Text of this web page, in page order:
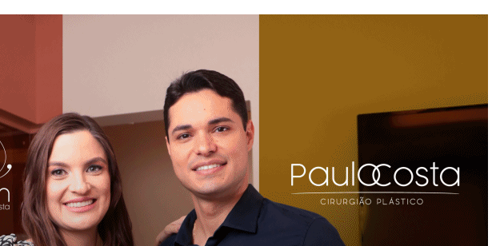
Municipal
Realiza
A
5ª
Sessão
Ordinária
De
Março
2025:
Confira